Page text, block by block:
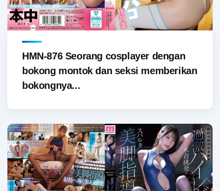
HMN-876 Seorang cosplayer dengan
bokong montok dan seksi memberikan
bokongnya...